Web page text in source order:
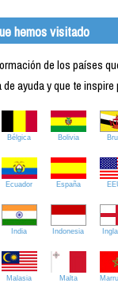
hemos visitado
de los países
ayuda y que te
Bélgica Bolivia
Ecuador España
India Indonesia
Malasia Malta